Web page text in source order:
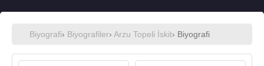
Biyografi› Biyografiler› Arzu Topeli İskit› Biyografi